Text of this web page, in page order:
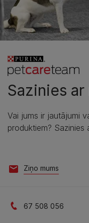
Sazinies ar
Vai jums ir jautājumi
produktiem? Sazinies
Ziņo mums
67 508 056